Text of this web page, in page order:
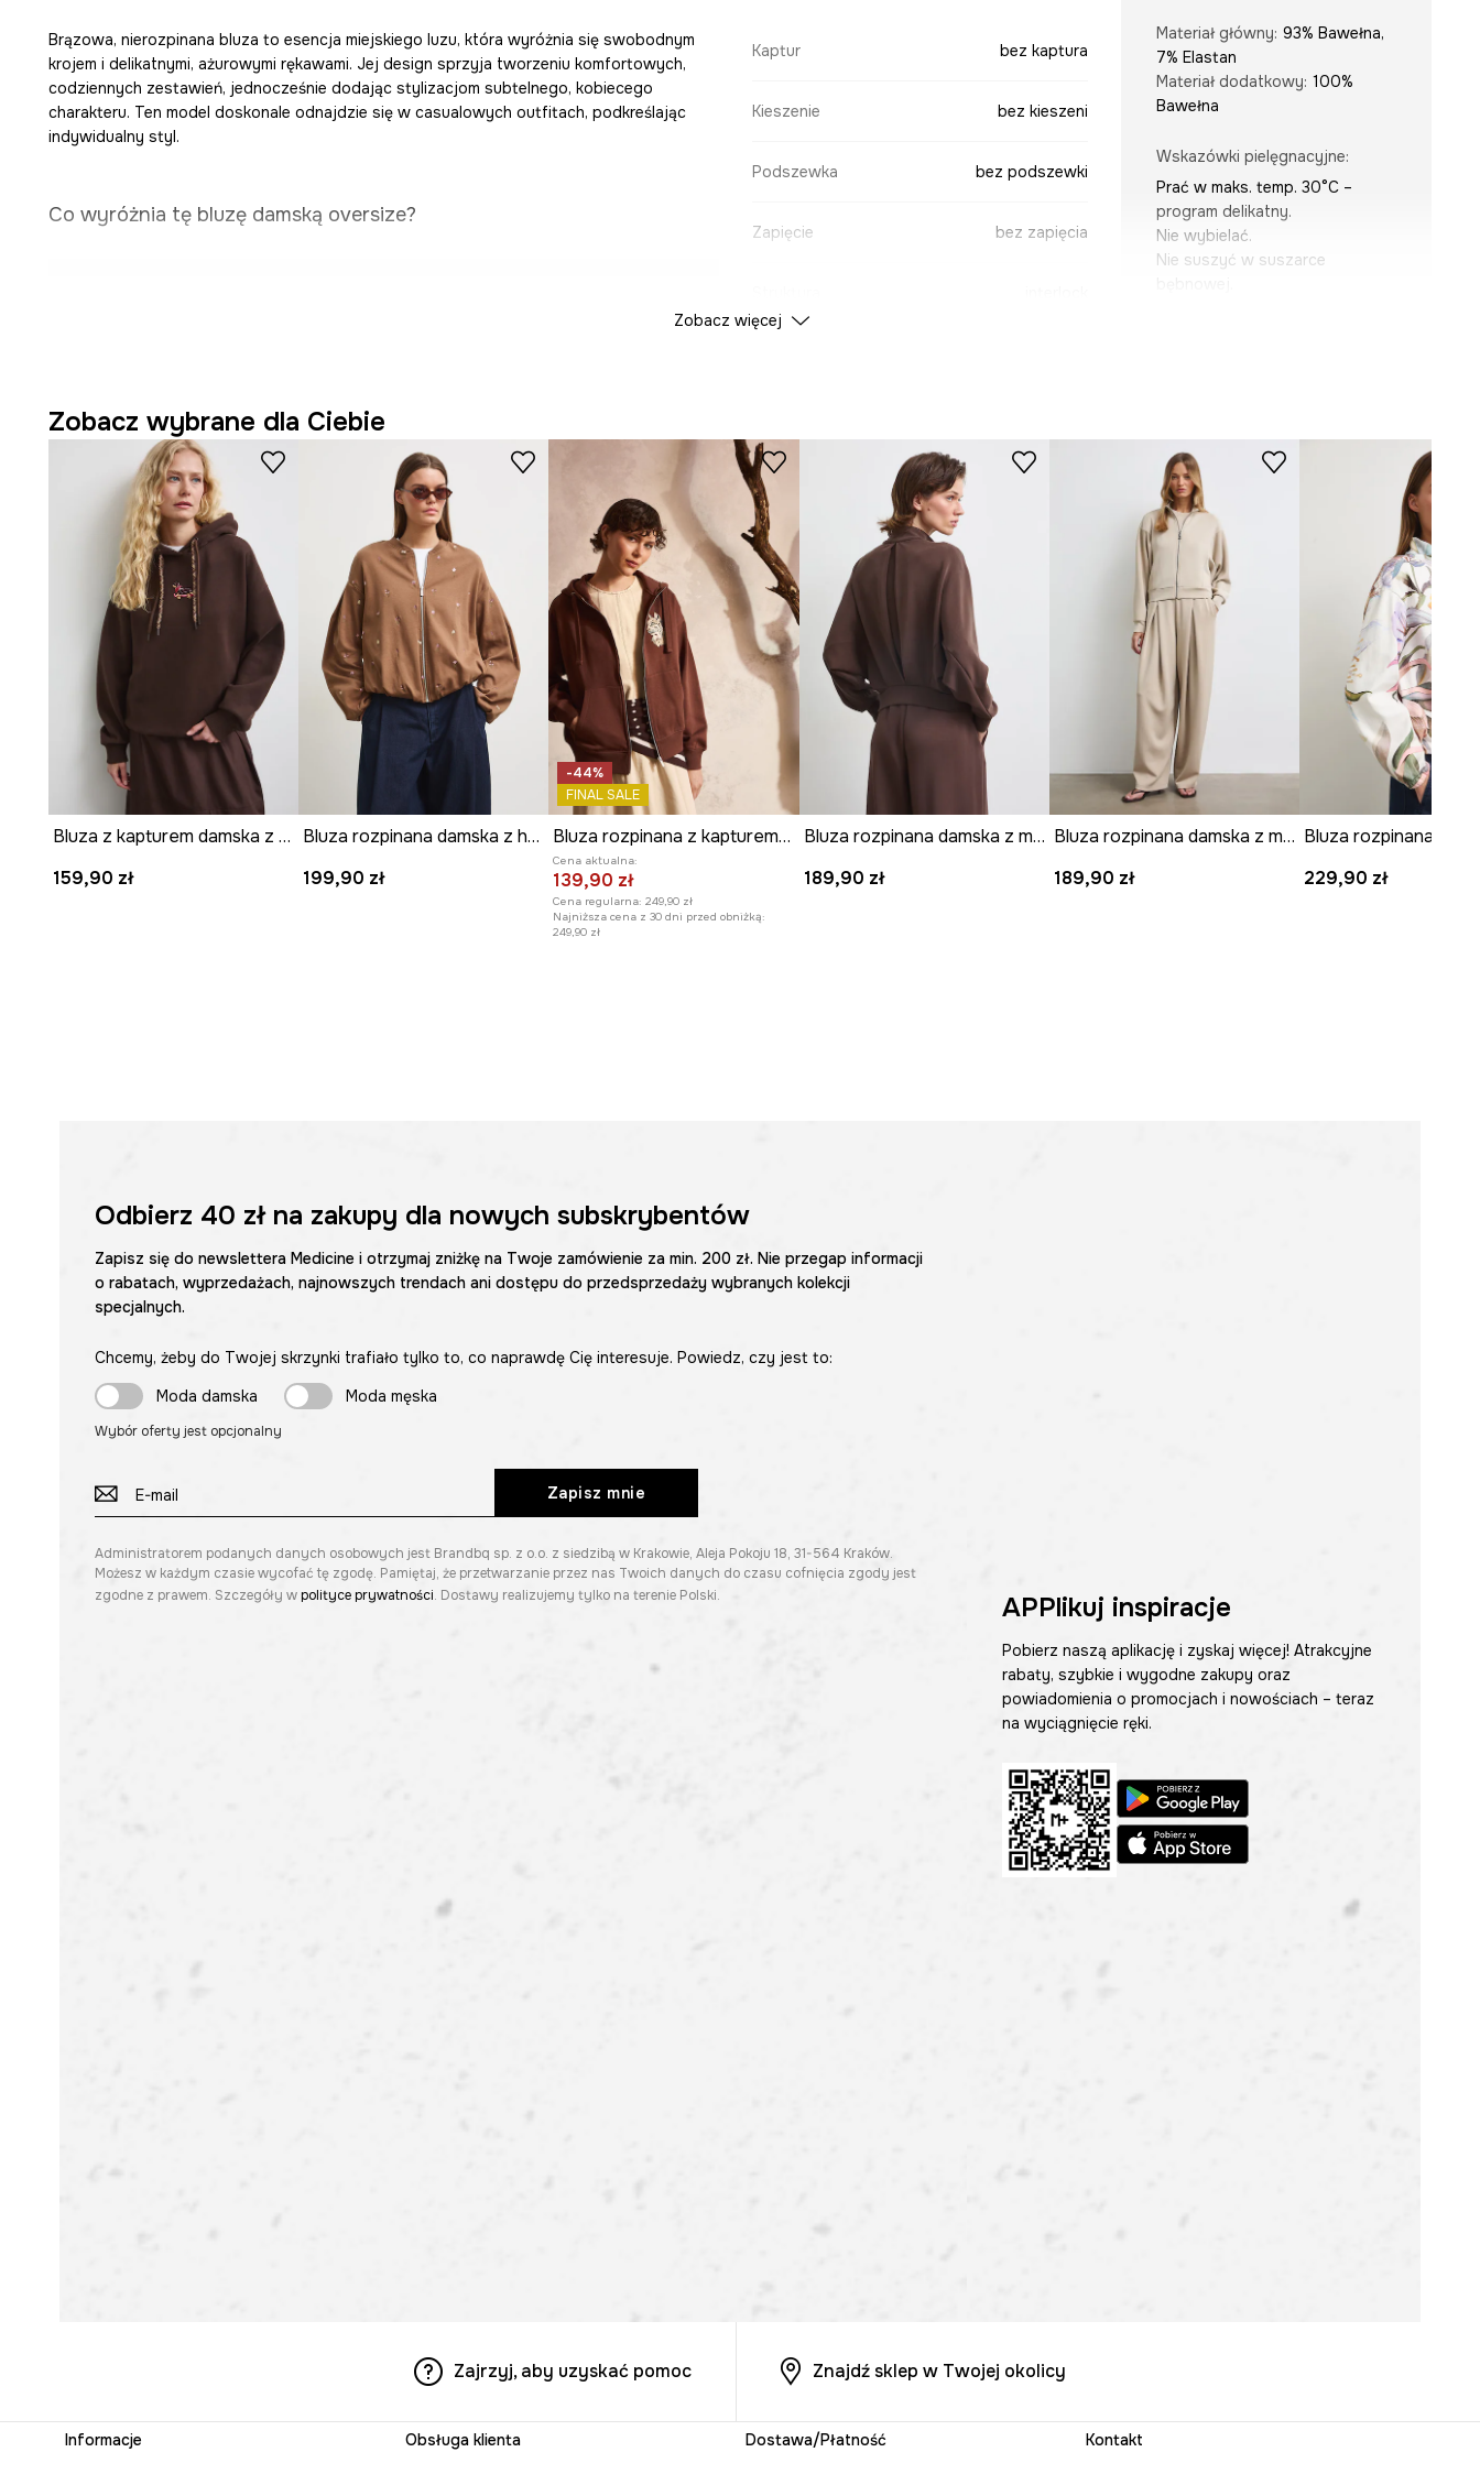
Brązowa, nierozpinana bluza to esencja miejskiego luzu, która wyróżnia się swobodnym
krojem i delikatnymi, ażurowymi rękawami. Jej design sprzyja tworzeniu komfortowych,
codziennych zestawień, jednocześnie dodając stylizacjom subtelnego, kobiecego
charakteru. Ten model doskonale odnajdzie się w casualowych outfitach, podkreślając
indywidualny styl.
Co wyróżnia tę bluzę damską oversize?
Dekolt w sereksubtelnie eksponuje szyję, dodając lekkości sylwetce.
Długie rękawy z obniżoną linią ramion tworzą modny, swobodny look.
Gęstastruktura interlock
materiału sprawia, że bluza jest trwała i
estetyczna.
Mankiety ze ściągaczemoraz dół z gumką pomagają w utrzymaniu
fasonu.
Ażurowe rękawy z roślinnym wzoremdodają bluzie unikalnego charakteru.
Gładki wzórgłównej części bluzy sprzyja łatwemu łączeniu z innymi
elementami garderoby.
Kaptur bez kaptura
Kieszenie bez kieszeni
Podszewka bez podszewki
Zapięcie bez zapięcia
Kolor brązowy
ID Produktu RS26-BLDB01-89X
Producent
Materiał główny: 93% Bawełna,
7% Elastan
Materiał dodatkowy: 100%
Bawełna
Wskazówki pielęgnacyjne:
Prać w maks. temp. 30°C –
program delikatny.
Nie wybielać.
Nie suszyć w suszarce
Dekolt
w serek
Krój: oversize
Rodzaj rękawa
ramion
WYMIARY
Długość
Długość rękawa wraz z
ramieniem
Szerokość pod pachami
57 cm
Wymiary podane dla rozmiaru :
S.
Modelka na zdjęciu ma 173 cm
wzrostu i ma na sobie rozmiar S.
Zobacz wymiary produktu
Zobacz więcej
Zobacz wybrane dla Ciebie
Bluza z kapturem damska z motywem zwierzęcym
159,90 zł
Bluza rozpinana damska z haftami
199,90 zł
-44%
FINAL SALE
Bluza rozpinana z kapturem damska z kolekcji Bieszczadzki Park Narodowy x Medicine
Cena aktualna:
139,90 zł
Cena regularna: 249,90 zł
Najniższa cena z 30 dni przed obniżką:
249,90 zł
Bluza rozpinana damska z modalem gładka
189,90 zł
Bluza rozpinana damska z modalem gładka
189,90 zł
229,90 zł
Odbierz 40 złna zakupy dla nowych subskrybentów
Zapisz się do newslettera Medicine i otrzymaj zniżkę na Twoje zamówienie za min. 200 zł. Nie przegap informacji
o rabatach, wyprzedażach, najnowszych trendach ani dostępu do przedsprzedaży wybranych kolekcji
specjalnych.
Chcemy, żeby do Twojej skrzynki trafiało tylko to, co naprawdę Cię interesuje. Powiedz, czy jest to:
Moda damska
Moda męska
Wybór oferty jest opcjonalny
Zapisz mnie
Administratorem podanych danych osobowych jest Brandbq sp. z o.o. z siedzibą w Krakowie, Aleja Pokoju 18, 31-564 Kraków.
Możesz w każdym czasie wycofać tę zgodę. Pamiętaj, że przetwarzanie przez nas Twoich danych do czasu cofnięcia zgody jest
zgodne z prawem. Szczegóły w polityce prywatności. Dostawy realizujemy tylko na terenie Polski. APPlikuj inspiracje
Pobierz naszą aplikację i zyskaj więcej! Atrakcyjne
rabaty, szybkie i wygodne zakupy oraz
powiadomienia o promocjach i nowościach – teraz
na wyciągnięcie ręki.
Zajrzyj, aby uzyskać pomoc Znajdź sklep w Twojej okolicy
Informacje Obsługa klienta Dostawa/Płatność Kontakt